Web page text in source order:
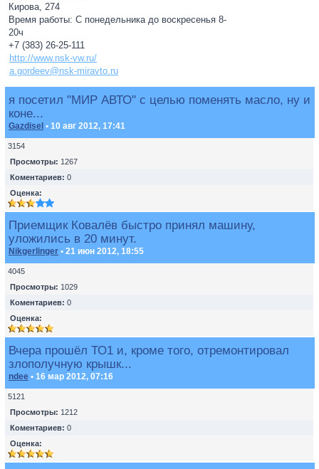
Кирова, 274
Время работы: С понедельника до воскресенья 8-
20ч
+7 (383) 26-25-111
http://www.nsk-vw.ru/
a.gordeev@nsk-miravto.ru
я посетил "МИР АВТО" с целью поменять масло, ну и
коне...
Gazdisel • 10 авг 2012, 17:41
3154
Просмотры: 1267
Коментариев: 0
Оценка:
Приемщик Ковалёв быстро принял машину,
уложились в 20 минут.
Nikgerlinger • 21 июн 2012, 18:55
4045
Просмотры: 1029
Коментариев: 0
Оценка:
Вчера прошёл ТО1 и, кроме того, отремонтировал
злополучную крышк...
ndee • 16 мар 2012, 07:16
5121
Просмотры: 1212
Коментариев: 0
Оценка: